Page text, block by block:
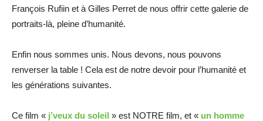
François Rufiin et à Gilles Perret de nous offrir cette galerie de
portraits-là, pleine d’humanité.
Enfin nous sommes unis. Nous devons, nous pouvons
renverser la table ! Cela est de notre devoir pour l’humanité et
les générations suivantes.
Ce film « j’veux du soleil » est NOTRE film, et « un homme